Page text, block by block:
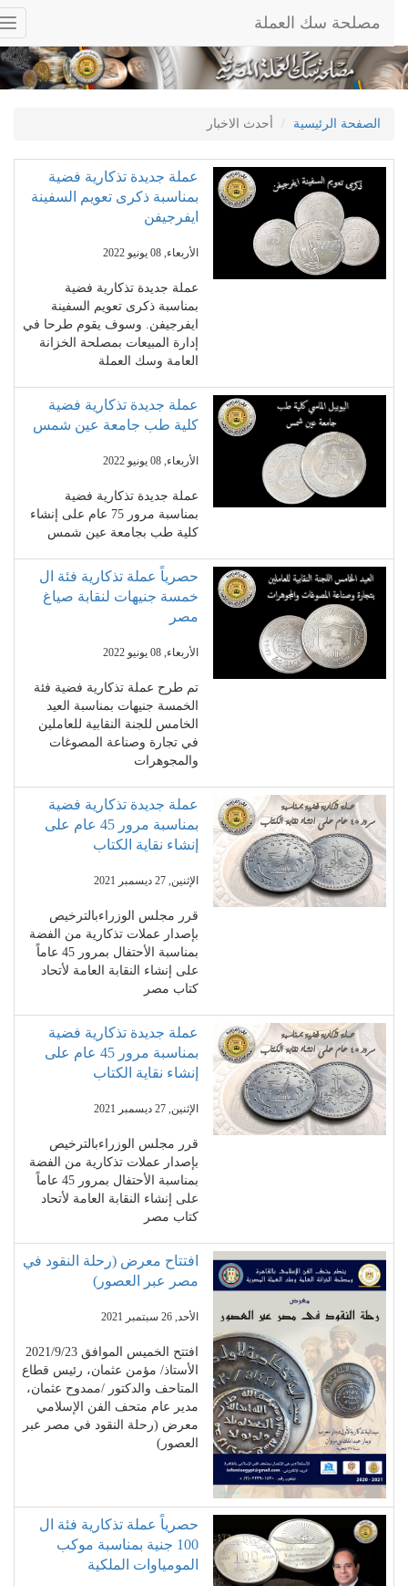
مصلحة سك العملة
الصفحة الرئيسية أحدث الاخبار
عملة جديدة تذكارية فضية
بمناسبة ذكرى تعويم السفينة
ايفرجيفن
الأربعاء, 08 يونيو 2022
عملة جديدة تذكارية فضية
بمناسبة ذكرى تعويم السفينة
ايفرجيفن. وسوف يقوم طرحا في
إدارة المبيعات بمصلحة الخزانة
العامة وسك العملة
عملة جديدة تذكارية فضية
كلية طب جامعة عين شمس
الأربعاء, 08 يونيو 2022
عملة جديدة تذكارية فضية
بمناسبة مرور 75 عام على إنشاء
كلية طب بجامعة عين شمس
حصرياً عملة تذكارية فئة ال
خمسة جنيهات لنقابة صياغ
مصر
الأربعاء, 08 يونيو 2022
تم طرح عملة تذكارية فضية فئة
الخمسة جنيهات بمناسبة العيد
الخامس للجنة النقابية للعاملين
في تجارة وصناعة المصوغات
والمجوهرات
عملة جديدة تذكارية فضية
بمناسبة مرور 45 عام على
إنشاء نقاية الكتاب
الإثنين, 27 ديسمبر 2021
قرر مجلس الوزراءبالترخيص
بإصدار عملات تذكارية من الفضة
بمناسبة الأحتفال بمرور 45 عاماً
على إنشاء النقابة العامة لأتحاد
كتاب مصر
عملة جديدة تذكارية فضية
بمناسبة مرور 45 عام على
إنشاء نقاية الكتاب
الإثنين, 27 ديسمبر 2021
قرر مجلس الوزراءبالترخيص
بإصدار عملات تذكارية من الفضة
بمناسبة الأحتفال بمرور 45 عاماً
على إنشاء النقابة العامة لأتحاد
كتاب مصر
افتتاح معرض (رحلة النقود في
مصر عبر العصور)
الأحد, 26 سبتمبر 2021
افتتح الخميس الموافق 2021/9/23
الأستاذ/ مؤمن عثمان، رئيس قطاع
المتاحف والدكتور /ممدوح عثمان،
مدير عام متحف الفن الإسلامي
معرض (رحلة النقود في مصر عبر
العصور)
حصرياً عملة تذكارية فئة ال
100 جنية بمناسبة موكب
المومياوات الملكية